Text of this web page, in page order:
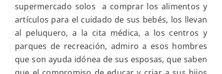
supermercado solos a comprar los alimentos y
artículos para el cuidado de sus bebés, los llevan
al peluquero, a la cita médica, a los centros y
parques de recreación, admiro a esos hombres
que son ayuda idónea de sus esposas, que saben